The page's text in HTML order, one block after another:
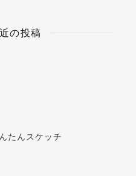
の投稿
たんスケッチ